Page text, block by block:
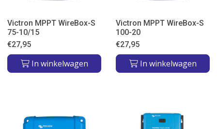
Victron MPPT WireBox-S
75-10/15
€27,95
In winkelwagen
Victron MPPT WireBox-S
100-20
€27,95
In winkelwagen